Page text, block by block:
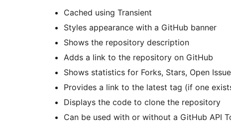
Cached using Transient
Styles appearance with a GitHub banner
Shows the repository description
Adds a link to the repository on GitHub
Shows statistics for Forks, Stars, Open
Provides a link to the latest tag (if one
Displays the code to clone the repository
Can be used with or without a GitHub API